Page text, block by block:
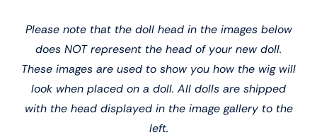
Please note that the doll head in the images below
does NOT represent the head of your new doll.
These images are used to show you how the wig will
look when placed on a doll. All dolls are shipped
with the head displayed in the image gallery to the
left.